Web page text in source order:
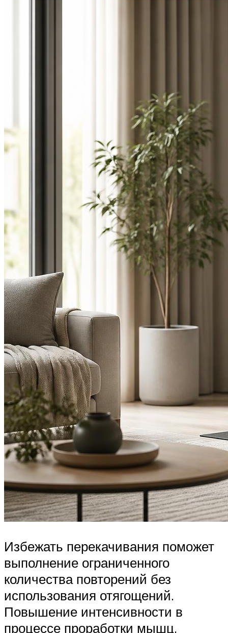
Избежать перекачивания поможет
выполнение ограниченного
количества повторений без
использования отягощений.
Повышение интенсивности в
процессе проработки мышц,